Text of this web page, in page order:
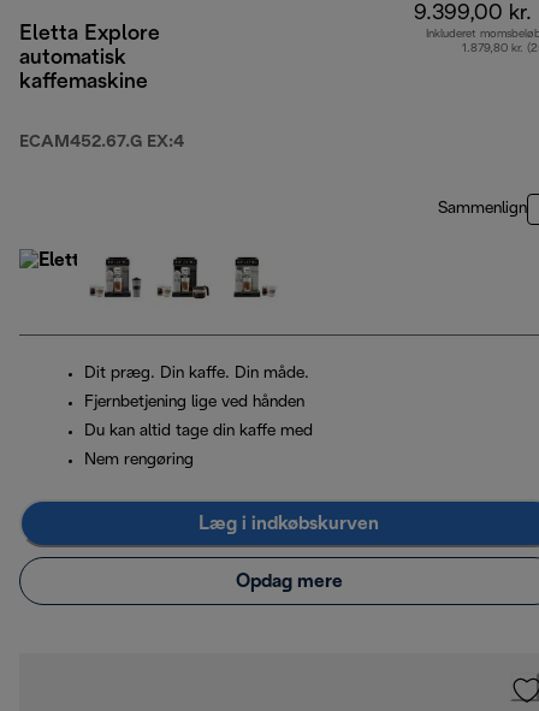
Eletta Explore
automatisk
kaffemaskine
ECAM452.67.G EX:4
9.399,00 kr.
Inkluderet
1.879,80 kr.
Sammenlign
Dit præg. Din kaffe. Din måde.
Fjernbetjening lige ved hånden
Du kan altid tage din kaffe med
Nem rengøring
Læg i indkøbskurven
Opdag mere